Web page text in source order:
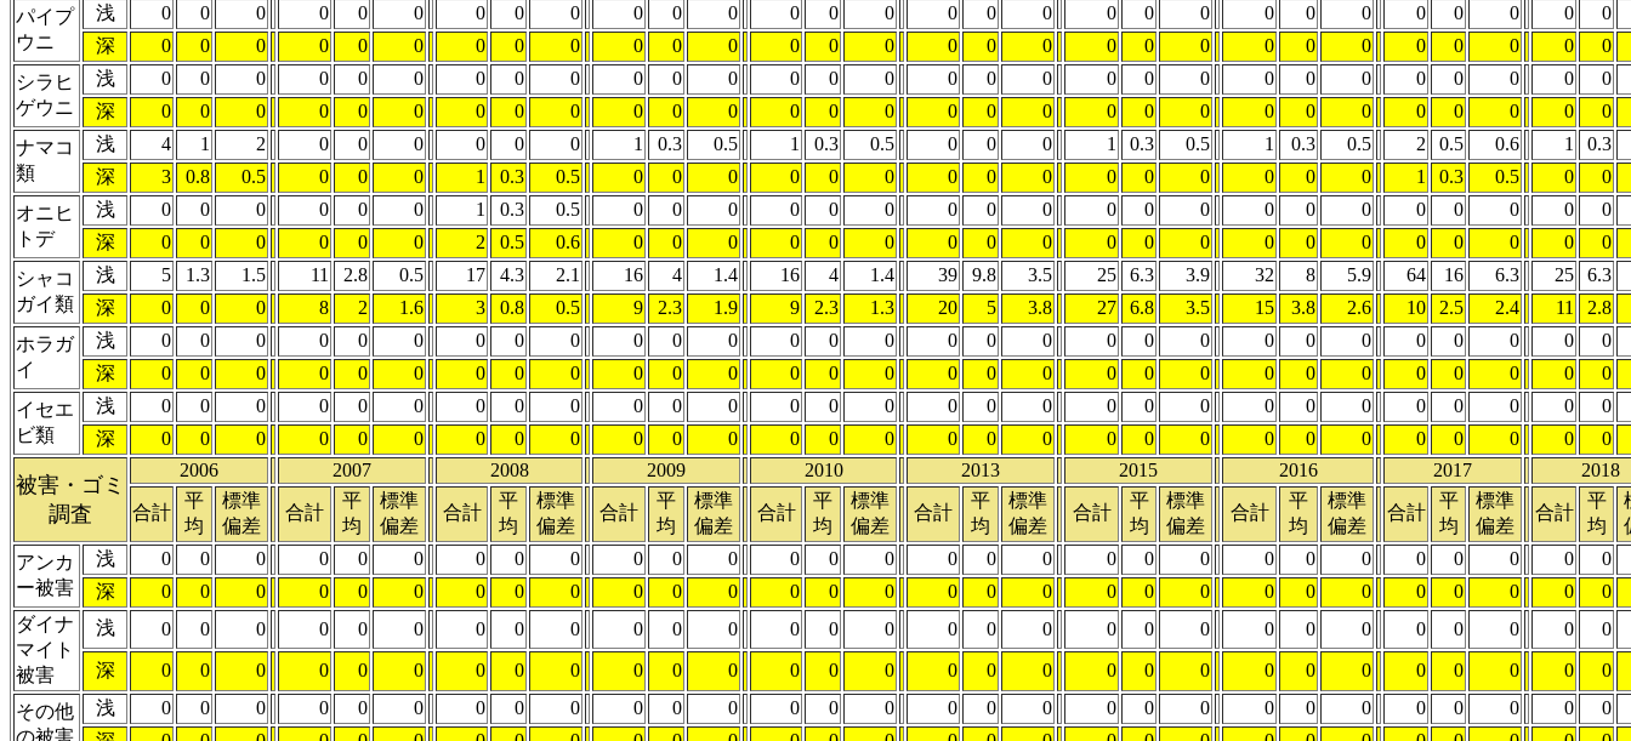
パイプ
ウニ
浅 0 0 0 0 0 0 0 0 0 0 0 0 0 0 0 0 0 0 0 0 0 0 0 0 0 0 0 0
0
深
0 0 0 0 0 0 0 0 0 0 0 0 0 0 0 0 0 0 0 0 0 0 0 0 0 0 0 0
0
シラヒ
ゲウニ
浅 0 0 0 0 0 0 0 0 0 0 0 0 0 0 0 0 0 0 0 0 0 0 0 0 0 0 0 0
0
深
0 0 0 0 0 0 0 0 0 0 0 0 0 0 0 0 0 0 0 0 0 0 0 0 0 0 0 0
0
ナマコ
類
浅 4 1 2 0 0 0 0 0 0 1 0.3 0.5 1 0.3 0.5 0 0 0 1 0.3 0.5 1 0.3 0.5 2 0.5 0.6 1
0.3
深
3 0.8 0.5 0 0 0 1 0.3 0.5 0 0 0 0 0 0 0 0 0 0 0 0 0 0 0 1 0.3 0.5 0
0
オニヒ
トデ
浅 0 0 0 0 0 0 1 0.3 0.5 0 0 0 0 0 0 0 0 0 0 0 0 0 0 0 0 0 0 0
0
深
0 0 0 0 0 0 2 0.5 0.6 0 0 0 0 0 0 0 0 0 0 0 0 0 0 0 0 0 0 0
0
シャコ
ガイ類
浅 5 1.3 1.5 11 2.8 0.5 17 4.3 2.1 16 4 1.4 16 4 1.4 39 9.8 3.5 25 6.3 3.9 32 8 5.9 64 16 6.3 25
6.3
深
0 0 0 8 2 1.6 3 0.8 0.5 9 2.3 1.9 9 2.3 1.3 20 5 3.8 27 6.8 3.5 15 3.8 2.6 10 2.5 2.4 11
2.8
ホラガ
イ
浅 0 0 0 0 0 0 0 0 0 0 0 0 0 0 0 0 0 0 0 0 0 0 0 0 0 0 0 0
0
深
0 0 0 0 0 0 0 0 0 0 0 0 0 0 0 0 0 0 0 0 0 0 0 0 0 0 0 0
0
イセエ
ビ類
浅 0 0 0 0 0 0 0 0 0 0 0 0 0 0 0 0 0 0 0 0 0 0 0 0 0 0 0 0
0
深
0 0 0 0 0 0 0 0 0 0 0 0 0 0 0 0 0 0 0 0 0 0 0 0 0 0 0 0 0
被害・ゴミ
調査
2006 2007 2008 2009 2010 2013 2015 2016 2017 2018
合計
平
均
標準
偏差
合計
平
均
標準
偏差
合計
平
均
標準
偏差
合計
平
均
標準
偏差
合計
平
均
標準
偏差
合計
平
均
標準
偏差
合計
平
均
標準
偏差
合計
平
均
標準
偏差
合計
平
均
標準
偏差
合計
平
均
アンカ
ー被害
浅 0 0 0 0 0 0 0 0 0 0 0 0 0 0 0 0 0 0 0 0 0 0 0 0 0 0 0 0
0
深
0 0 0 0 0 0 0 0 0 0 0 0 0 0 0 0 0 0 0 0 0 0 0 0 0 0 0 0
0
ダイナ
マイト
被害
浅 0 0 0 0 0 0 0 0 0 0 0 0 0 0 0 0 0 0 0 0 0 0 0 0 0 0 0 0
0
深
0 0 0 0 0 0 0 0 0 0 0 0 0 0 0 0 0 0 0 0 0 0 0 0 0 0 0 0
0
その他
の被害
浅 0 0 0 0 0 0 0 0 0 0 0 0 0 0 0 0 0 0 0 0 0 0 0 0 0 0 0 0
0